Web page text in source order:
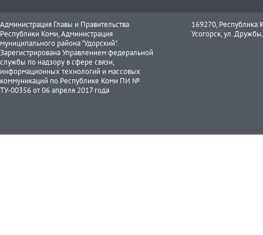
Администрация Главы и Правительства
Республики Коми, Администрация
муниципального района "Удорский".
Зарегистрирована Управлением федеральной
службы по надзору в сфере связи,
информационных технологий и массовых
коммуникаций по Республике Коми ПИ №
ТУ-00356 от 06 апреля 2017 года
169270, Республика
Усогорск, ул.